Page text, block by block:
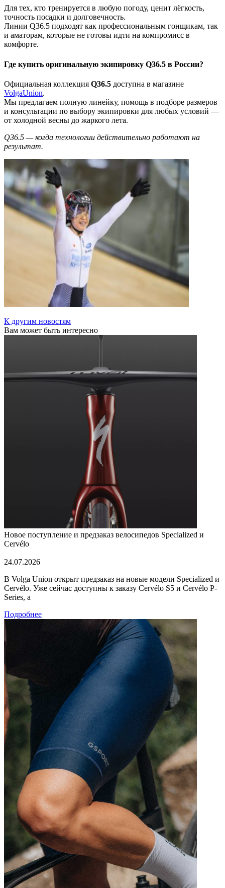
Для тех, кто тренируется в любую погоду, ценит лёгкость,
точность посадки и долговечность.
Линии Q36.5 подходят как профессиональным гонщикам, так
и аматорам, которые не готовы идти на компромисс в
комфорте.
Где купить оригинальную экипировку Q36.5 в России?
Официальная коллекция Q36.5 доступна в магазине
VolgaUnion.
Мы предлагаем полную линейку, помощь в подборе размеров
и консультации по выбору экипировки для любых условий —
от холодной весны до жаркого лета.
Q36.5 — когда технологии действительно работают на
результат.
К другим новостям
Вам может быть интересно
Новое поступление и предзаказ велосипедов Specialized и
Cervélo
24.07.2026
В Volga Union открыт предзаказ на новые модели Specialized и
Cervélo. Уже сейчас доступны к заказу Cervélo S5 и Cervélo P-
Series, а
Подробнее